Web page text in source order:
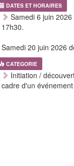
DATES ET HORAIRES
Samedi 6 juin
17h30.
Samedi 20 juin 2026
CATEGORIE
Initiation /
cadre d'un événement